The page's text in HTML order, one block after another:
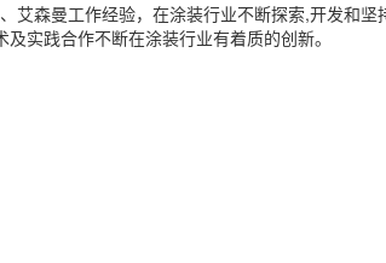
森曼工作经验，在涂装行业不断探索,开发和
实践合作不断在涂装行业有着质的创新。